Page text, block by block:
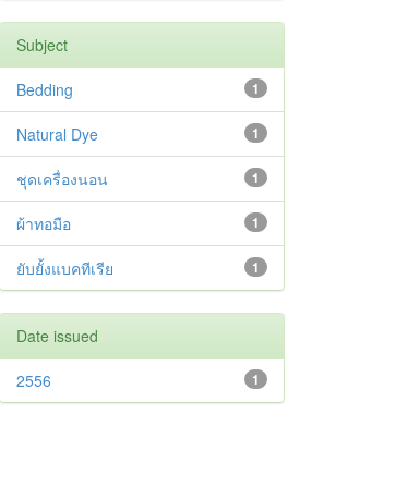
Subject
1
Bedding
1
Natural Dye
1
ชุดเครื่องนอน
1
ผ้าทอมือ
1
ยับยั้งแบคทีเรีย
Date issued
1
2556